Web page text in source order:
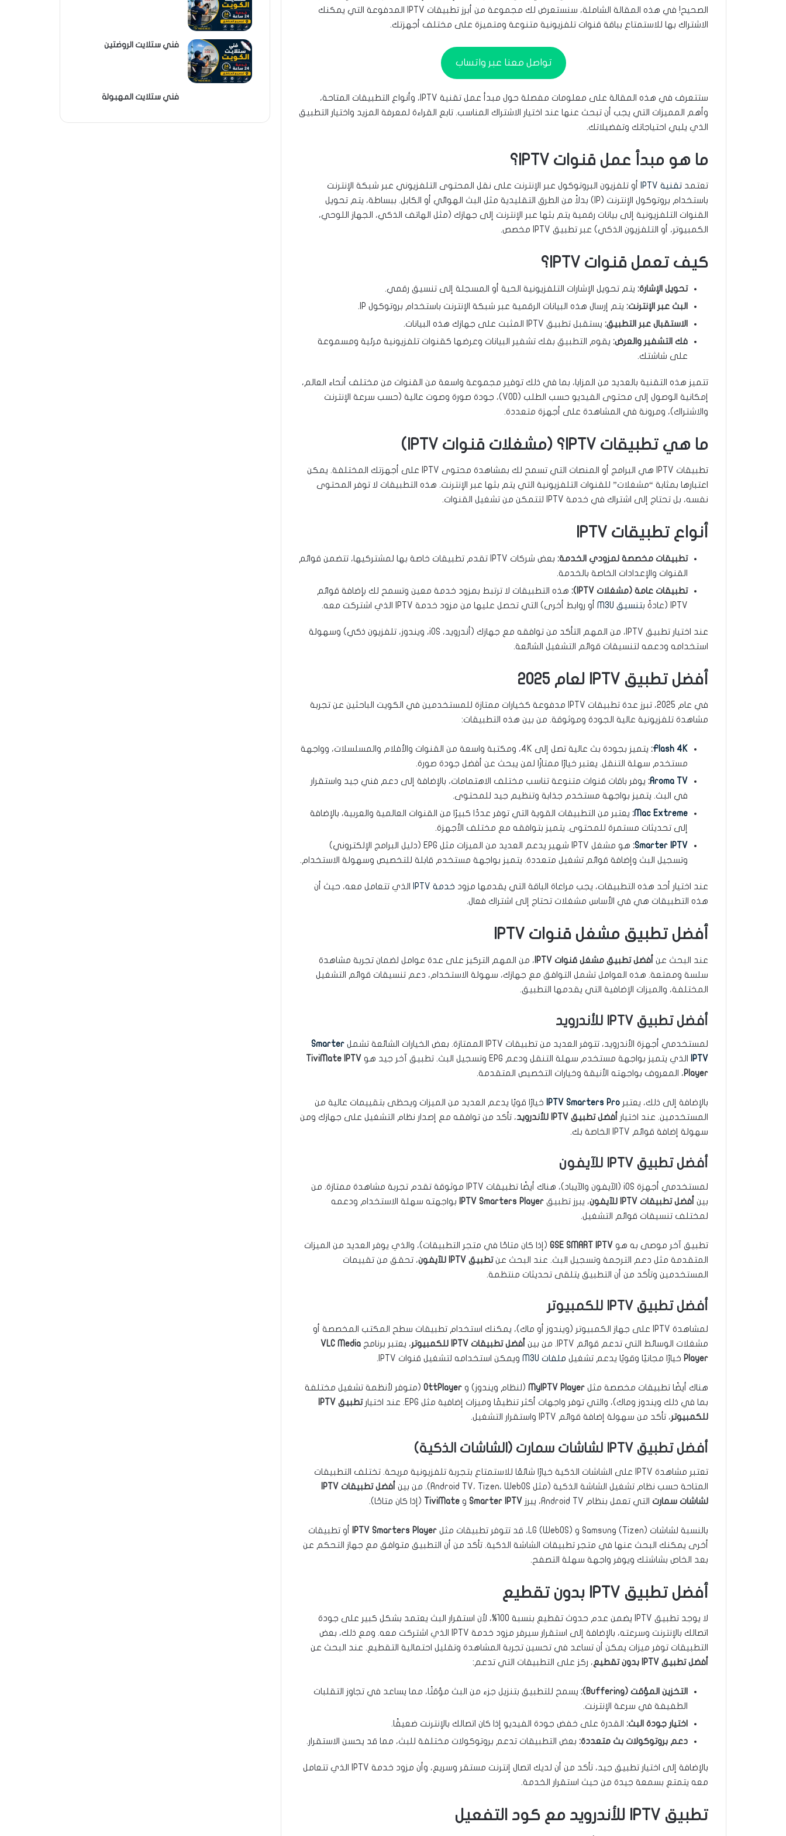
الصحيح! في هذه المقالة الشاملة، سنستعرض لك مجموعة من أبرز تطبيقات IPTV المدفوعة التي يمكنك
الاشتراك بها للاستمتاع بباقة قنوات تلفزيونية متنوعة ومتميزة على مختلف أجهزتك.
تواصل معنا عبر واتساب
ستتعرف في هذه المقالة على معلومات مفصلة حول مبدأ عمل تقنية IPTV، وأنواع التطبيقات المتاحة،
وأهم المميزات التي يجب أن تبحث عنها عند اختيار الاشتراك المناسب. تابع القراءة لمعرفة المزيد واختيار التطبيق
الذي يلبي احتياجاتك وتفضيلاتك.
ما هو مبدأ عمل قنوات IPTV؟
تعتمد تقنية IPTV
أو تلفزيون البروتوكول عبر الإنترنت على نقل المحتوى التلفزيوني عبر شبكة الإنترنت
باستخدام بروتوكول الإنترنت (IP) بدلاً من الطرق التقليدية مثل البث الهوائي أو الكابل. ببساطة، يتم تحويل
القنوات التلفزيونية إلى بيانات رقمية يتم بثها عبر الإنترنت إلى جهازك (مثل الهاتف الذكي، الجهاز اللوحي،
الكمبيوتر، أو التلفزيون الذكي) عبر تطبيق IPTV مخصص.
كيف تعمل قنوات IPTV؟
تحويل الإشارة: يتم تحويل الإشارات التلفزيونية الحية أو المسجلة إلى تنسيق رقمي.
البث عبر الإنترنت: يتم إرسال هذه البيانات الرقمية عبر شبكة الإنترنت باستخدام بروتوكول IP.
الاستقبال عبر التطبيق: يستقبل تطبيق IPTV المثبت على جهازك هذه البيانات.
فك التشفير والعرض: يقوم التطبيق بفك تشفير البيانات وعرضها كقنوات تلفزيونية مرئية ومسموعة
على شاشتك.
تتميز هذه التقنية بالعديد من المزايا، بما في ذلك توفير مجموعة واسعة من القنوات من مختلف أنحاء العالم،
إمكانية الوصول إلى محتوى الفيديو حسب الطلب (VOD)، جودة صورة وصوت عالية (حسب سرعة الإنترنت
والاشتراك)، ومرونة في المشاهدة على أجهزة متعددة.
ما هي تطبيقات IPTV؟ (مشغلات قنوات IPTV)
تطبيقات IPTV هي البرامج أو المنصات التي تسمح لك بمشاهدة محتوى IPTV على أجهزتك المختلفة. يمكن
اعتبارها بمثابة “مشغلات” للقنوات التلفزيونية التي يتم بثها عبر الإنترنت. هذه التطبيقات لا توفر المحتوى
نفسه، بل تحتاج إلى اشتراك في خدمة IPTV لتتمكن من تشغيل القنوات.
أنواع تطبيقات IPTV
تطبيقات مخصصة لمزودي الخدمة:
بعض شركات IPTV تقدم تطبيقات خاصة بها لمشتركيها، تتضمن قوائم
القنوات والإعدادات الخاصة بالخدمة.
تطبيقات عامة (مشغلات IPTV):
هذه التطبيقات لا ترتبط بمزود خدمة معين وتسمح لك بإضافة قوائم
IPTV (عادةً ب
تنسيق M3U أو روابط أخرى) التي تحصل عليها من مزود خدمة IPTV الذي اشتركت معه.
عند اختيار تطبيق IPTV، من المهم التأكد من توافقه مع جهازك (أندرويد، iOS، ويندوز، تلفزيون ذكي) وسهولة
استخدامه ودعمه لتنسيقات قوائم التشغيل الشائعة.
أفضل تطبيق IPTV لعام 2025
في عام 2025، تبرز عدة تطبيقات IPTV مدفوعة كخيارات ممتازة للمستخدمين في الكويت الباحثين عن تجربة
مشاهدة تلفزيونية عالية الجودة وموثوقة. من بين هذه التطبيقات:
Flash 4K
:
يتميز بجودة بث عالية تصل إلى 4K، ومكتبة واسعة من القنوات والأفلام والمسلسلات، وواجهة
مستخدم سهلة التنقل. يعتبر خيارًا ممتازًا لمن يبحث عن أفضل جودة صورة.
Aroma TV
: يوفر باقات قنوات متنوعة تناسب مختلف الاهتمامات، بالإضافة إلى دعم فني جيد واستقرار
في البث. يتميز بواجهة مستخدم جذابة وتنظيم جيد للمحتوى.
Mac Extreme
: يعتبر من التطبيقات القوية التي توفر عددًا كبيرًا من القنوات العالمية والعربية، بالإضافة
إلى تحديثات مستمرة للمحتوى. يتميز بتوافقه مع مختلف الأجهزة.
Smarter IPTV
:
هو مشغل IPTV شهير يدعم العديد من الميزات مثل EPG (دليل البرامج الإلكتروني)
وتسجيل البث وإضافة قوائم تشغيل متعددة. يتميز بواجهة مستخدم قابلة للتخصيص وسهولة الاستخدام.
عند اختيار أحد هذه التطبيقات، يجب مراعاة الباقة التي يقدمها مزود خدمة IPTV
الذي تتعامل معه، حيث أن
هذه التطبيقات هي في الأساس مشغلات تحتاج إلى اشتراك فعال.
أفضل تطبيق مشغل قنوات IPTV
عند البحث عن أفضل تطبيق مشغل قنوات IPTV
، من المهم التركيز على عدة عوامل لضمان تجربة مشاهدة
سلسة وممتعة. هذه العوامل تشمل التوافق مع جهازك، سهولة الاستخدام، دعم تنسيقات قوائم التشغيل
المختلفة، والميزات الإضافية التي يقدمها التطبيق.
أفضل تطبيق IPTV للأندرويد
لمستخدمي أجهزة الأندرويد، تتوفر العديد من تطبيقات IPTV الممتازة. بعض الخيارات الشائعة تشمل
Smarter
IPTV
الذي يتميز بواجهة مستخدم سهلة التنقل ودعم EPG وتسجيل البث. تطبيق آخر جيد هو
TiviMate IPTV
Player، المعروف بواجهته الأنيقة وخيارات التخصيص المتقدمة.
بالإضافة إلى ذلك، يعتبر IPTV Smarters Pro
خيارًا قويًا يدعم العديد من الميزات ويحظى بتقييمات عالية من
المستخدمين. عند اختيار أفضل تطبيق IPTV للأندرويد
، تأكد من توافقه مع إصدار نظام التشغيل على جهازك ومن
سهولة إضافة قوائم IPTV الخاصة بك.
أفضل تطبيق IPTV للآيفون
لمستخدمي أجهزة iOS (الآيفون والآيباد)، هناك أيضًا تطبيقات IPTV موثوقة تقدم تجربة مشاهدة ممتازة. من
بين أفضل تطبيقات IPTV للآيفون ، يبرز تطبيق IPTV Smarters Player
بواجهته سهلة الاستخدام ودعمه
لمختلف تنسيقات قوائم التشغيل.
تطبيق آخر موصى به هو GSE SMART IPTV (إذا كان متاحًا في متجر التطبيقات)، والذي يوفر العديد من الميزات
المتقدمة مثل دعم الترجمة وتسجيل البث. عند البحث عنتطبيق IPTV للآيفون
، تحقق من تقييمات
المستخدمين وتأكد من أن التطبيق يتلقى تحديثات منتظمة.
أفضل تطبيق IPTV للكمبيوتر
لمشاهدة IPTV على جهاز الكمبيوتر (ويندوز أو ماك)، يمكنك استخدام تطبيقات سطح المكتب المخصصة أو
مشغلات الوسائط التي تدعم قوائم IPTV. من بين
أفضل تطبيقات IPTV للكمبيوتر ، يعتبر برنامج VLC Media
Player خيارًا مجانيًا وقويًا يدعم تشغيل ملفات M3U ويمكن استخدامه لتشغيل قنوات IPTV.
هناك أيضًا تطبيقات مخصصة مثل MyIPTV Player (لنظام ويندوز) و OttPlayer (متوفر لأنظمة تشغيل مختلفة
بما في ذلك ويندوز وماك)، والتي توفر واجهات أكثر تنظيمًا وميزات إضافية مثل EPG. عند اختيار
تطبيق IPTV
للكمبيوتر، تأكد من سهولة إضافة قوائم IPTV واستقرار التشغيل.
أفضل تطبيق IPTV لشاشات سمارت (الشاشات الذكية)
تعتبر مشاهدة IPTV على الشاشات الذكية خيارًا شائعًا للاستمتاع بتجربة تلفزيونية مريحة. تختلف التطبيقات
المتاحة حسب نظام تشغيل الشاشة الذكية (مثل Android TV، Tizen، WebOS). من بين
أفضل تطبيقات IPTV
لشاشات سمارت التي تعمل بنظام Android TV، يبرز Smarter IPTV و TiviMate (إذا كان متاحًا).
بالنسبة لشاشات Samsung (Tizen) و LG (WebOS)، قد تتوفر تطبيقات مثل IPTV Smarters Player
أو تطبيقات
أخرى يمكنك البحث عنها في متجر تطبيقات الشاشة الذكية. تأكد من أن التطبيق متوافق مع جهاز التحكم عن
بعد الخاص بشاشتك ويوفر واجهة سهلة التصفح.
أفضل تطبيق IPTV بدون تقطيع
لا يوجد تطبيق IPTV يضمن عدم حدوث تقطيع بنسبة 100%، لأن استقرار البث يعتمد بشكل كبير على جودة
اتصالك بالإنترنت وسرعته، بالإضافة إلى استقرار سيرفر مزود خدمة IPTV الذي اشتركت معه. ومع ذلك، بعض
التطبيقات توفر ميزات يمكن أن تساعد في تحسين تجربة المشاهدة وتقليل احتمالية التقطيع. عند البحث عن
أفضل تطبيق IPTV بدون تقطيع
، ركز على التطبيقات التي تدعم:
التخزين المؤقت (Buffering):
يسمح للتطبيق بتنزيل جزء من البث مؤقتًا، مما يساعد في تجاوز التقلبات
الطفيفة في سرعة الإنترنت.
اختيار جودة البث: القدرة على خفض جودة الفيديو إذا كان اتصالك بالإنترنت ضعيفًا.
دعم بروتوكولات بث متعددة: بعض التطبيقات تدعم بروتوكولات مختلفة للبث، مما قد يحسن الاستقرار.
بالإضافة إلى اختيار تطبيق جيد، تأكد من أن لديك اتصال إنترنت مستقر وسريع، وأن مزود خدمة IPTV الذي تتعامل
معه يتمتع بسمعة جيدة من حيث استقرار الخدمة.
تطبيق IPTV للأندرويد مع كود التفعيل
فني ستلايت الروضتين
فني ستلايت المهبولة